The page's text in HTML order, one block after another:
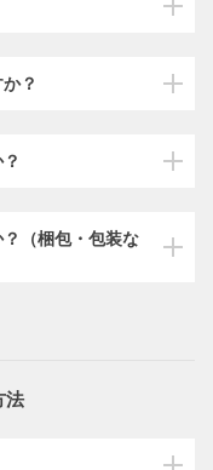
？
（梱包・包装な
法